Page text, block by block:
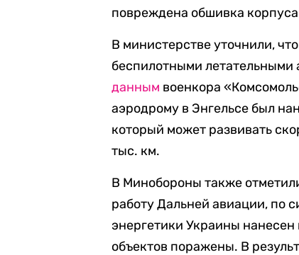
повреждена обшивка
В министерстве уточнили,
беспилотными летательными
данным военкора
аэродрому в Энгельсе был
который может развивать
тыс. км.
В Минобороны также
работу Дальней авиации, по
энергетики Украины
объектов поражены. В